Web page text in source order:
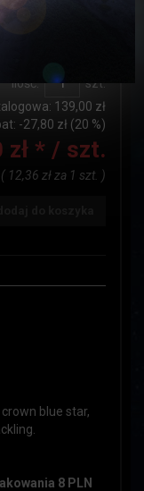
Ilość:
szt.
139,00 zł
-27,80 zł (20 %)
zł * / szt.
( 12,36 zł za 1 szt. )
blue star,
8 PLN